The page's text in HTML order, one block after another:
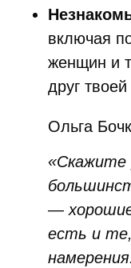
включая
женщин и
друг
Ольга
«Скажите
—
есть и